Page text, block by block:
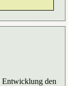
Entwicklung den